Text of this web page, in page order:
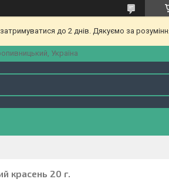
до 2 днів. Дякуємо за
Україна
красень 20 г.